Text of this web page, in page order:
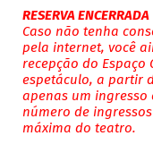
RESERVA ENCERRADA
Caso não tenha
pela internet, você
recepção do Espaço
espetáculo, a partir
apenas um
número de
máxima do teatro.